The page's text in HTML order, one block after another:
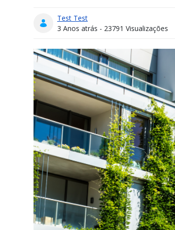
Test Test
Data de Publicação
3 Anos atrás - 23791 Visualizações